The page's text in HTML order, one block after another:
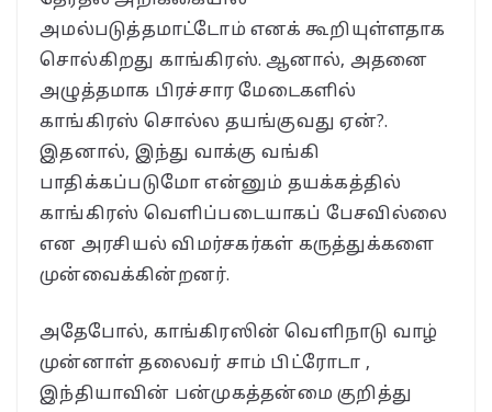
அமல்படுத்தமாட்டோம் எனக் கூறியுள்ளதாக
சொல்கிறது காங்கிரஸ். ஆனால், அதனை
அழுத்தமாக பிரச்சார மேடைகளில்
காங்கிரஸ் சொல்ல தயங்குவது ஏன்?.
இதனால், இந்து வாக்கு வங்கி
பாதிக்கப்படுமோ என்னும் தயக்கத்தில்
காங்கிரஸ் வெளிப்படையாகப் பேசவில்லை
என அரசியல் விமர்சகர்கள் கருத்துக்களை
முன்வைக்கின்றனர்.
அதேபோல், காங்கிரஸின் வெளிநாடு வாழ்
முன்னாள் தலைவர் சாம் பிட்ரோடா ,
இந்தியாவின் பன்முகத்தன்மை குறித்து